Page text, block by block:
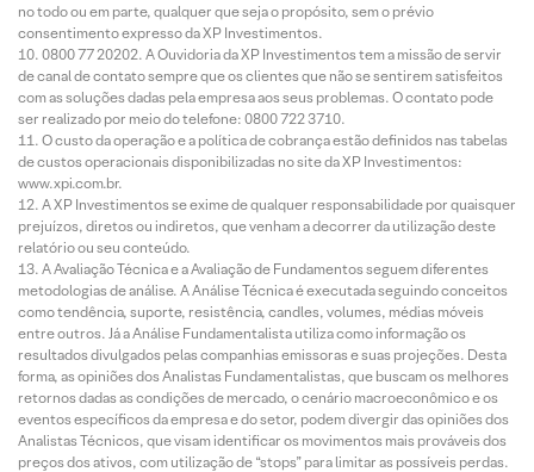
no todo ou em parte, qualquer que seja o propósito, sem o prévio
consentimento expresso da XP Investimentos.
0800 77 20202. A Ouvidoria da XP Investimentos tem a missão de servir
de canal de contato sempre que os clientes que não se sentirem satisfeitos
com as soluções dadas pela empresa aos seus problemas. O contato pode
ser realizado por meio do telefone: 0800 722 3710.
O custo da operação e a política de cobrança estão definidos nas tabelas
de custos operacionais disponibilizadas no site da XP Investimentos:
www.xpi.com.br.
A XP Investimentos se exime de qualquer responsabilidade por quaisquer
prejuízos, diretos ou indiretos, que venham a decorrer da utilização deste
relatório ou seu conteúdo.
A Avaliação Técnica e a Avaliação de Fundamentos seguem diferentes
metodologias de análise. A Análise Técnica é executada seguindo conceitos
como tendência, suporte, resistência, candles, volumes, médias móveis
entre outros. Já a Análise Fundamentalista utiliza como informação os
resultados divulgados pelas companhias emissoras e suas projeções. Desta
forma, as opiniões dos Analistas Fundamentalistas, que buscam os melhores
retornos dadas as condições de mercado, o cenário macroeconômico e os
eventos específicos da empresa e do setor, podem divergir das opiniões dos
Analistas Técnicos, que visam identificar os movimentos mais prováveis dos
preços dos ativos, com utilização de “stops” para limitar as possíveis perdas.